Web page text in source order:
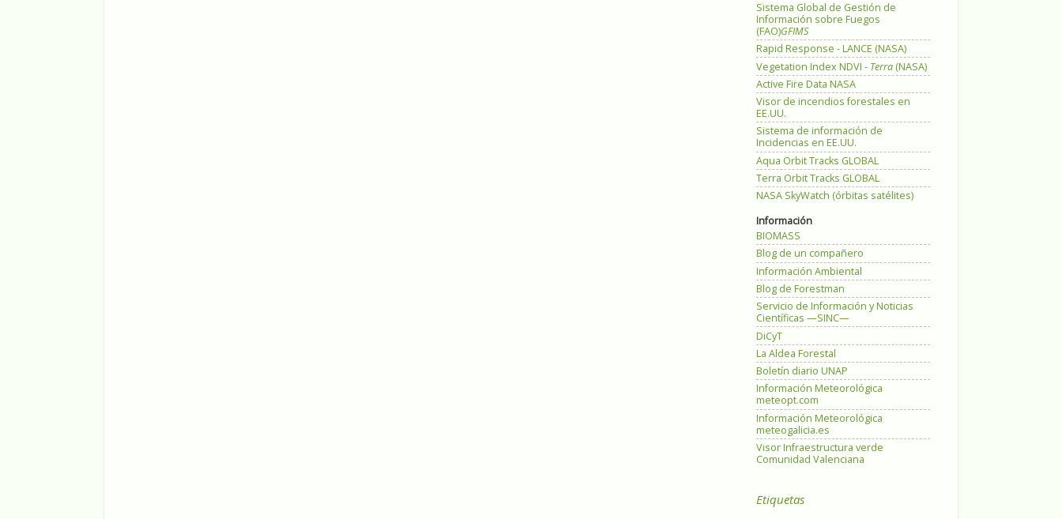
Sistema Global de Gestión de
Información sobre Fuegos
(FAO)GFIMS
Rapid Response - LANCE (NASA)
Vegetation Index NDVI - Terra (NASA)
Active Fire Data NASA
Visor de incendios forestales en
EE.UU.
Sistema de información de
Incidencias en EE.UU.
Aqua Orbit Tracks GLOBAL
Terra Orbit Tracks GLOBAL
NASA SkyWatch (órbitas satélites)
Información
BIOMASS
Blog de un compañero
Información Ambiental
Blog de Forestman
Servicio de Información y Noticias
Científicas —SINC—
DiCyT
La Aldea Forestal
Boletín diario UNAP
Información Meteorológica
meteopt.com
Información Meteorológica
meteogalicia.es
Visor Infraestructura verde
Comunidad Valenciana
Etiquetas